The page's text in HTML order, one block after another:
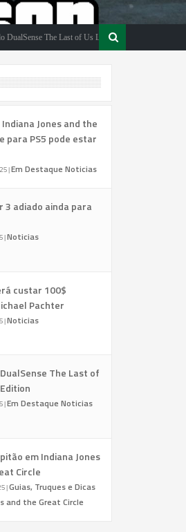
The Last of Us Limited Edition
Jones and the
para PS5 pode estar
|Em Destaque Noticias
3 adiado ainda para
|Noticias
custar 100$
Pachter
|Noticias
The Last of
|Em Destaque Noticias
em Indiana Jones
Circle
|Guias, Truques e Dicas
and the Great Circle